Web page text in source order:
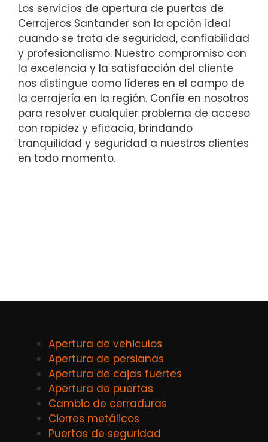
Los servicios de apertura de puertas de
Cerrajeros Santander son la opción ideal
cuando se trata de seguridad, confiabilidad
y profesionalismo. Nuestro compromiso con
la excelencia y la satisfacción del cliente
nos distingue como líderes en el campo de
la cerrajería en la región. Confíe en nosotros
para resolver cualquier problema de acceso
con rapidez y eficacia, brindando
tranquilidad y seguridad a nuestros clientes
en todo momento.
Apertura de vehiculos
Apertura de persianas
Apertura de cajas fuertes
Apertura de puertas
Cambio de cerraduras
Cierres metálicos
Puertas de seguridad